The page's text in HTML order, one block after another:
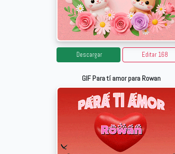
Descargar Editar 168
GIF Para tí amor para Rowan